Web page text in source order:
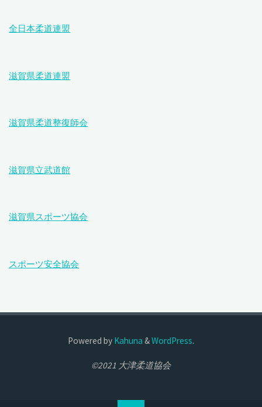
全日本柔道連盟
滋賀県柔道連盟
滋賀県柔道整復師会
滋賀県立武道館
滋賀県スポーツ協会
スポーツ安全協会
Powered by Kahuna &WordPress.
©2021 大津柔道協会